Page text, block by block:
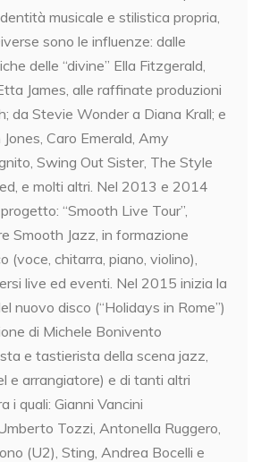
musicale e stilistica propria,
sono le influenze: dalle
delle “divine” Ella Fitzgerald,
James, alle raffinate produzioni
da Stevie Wonder a Diana Krall; e
Caro Emerald, Amy
Swing Out Sister, The Style
e molti altri. Nel 2013 e 2014
“Smooth Live Tour”,
Smooth Jazz, in formazione
(voce, chitarra, piano, violino),
live ed eventi. Nel 2015 inizia la
nuovo disco (“Holidays in Rome”)
di Michele Bonivento
e tastierista della scena jazz,
e arrangiatore) e di tanti altri
i quali: Gianni Vancini
Tozzi, Antonella Ruggero,
(U2), Sting, Andrea Bocelli e